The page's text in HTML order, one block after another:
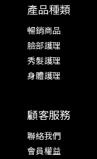
產品種類
暢銷商品
臉部護理
秀髮護理
身體護理
顧客服務
聯絡我們
會員權益